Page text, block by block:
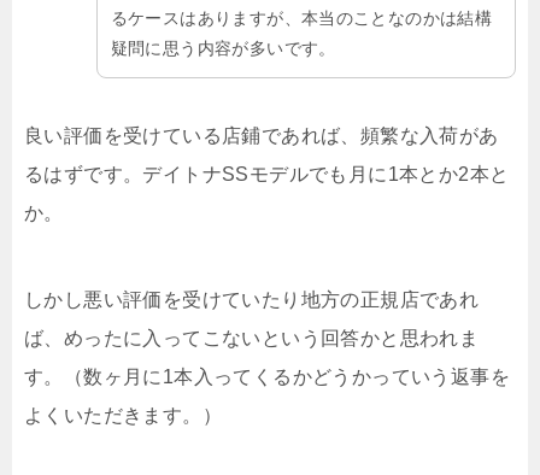
るケースはありますが、本当のことなのかは結構
疑問に思う内容が多いです。
良い評価を受けている店鋪であれば、頻繁な入荷があ
るはずです。デイトナSSモデルでも月に1本とか2本と
か。
しかし悪い評価を受けていたり地方の正規店であれ
ば、めったに入ってこないという回答かと思われま
す。（数ヶ月に1本入ってくるかどうかっていう返事を
よくいただきます。）